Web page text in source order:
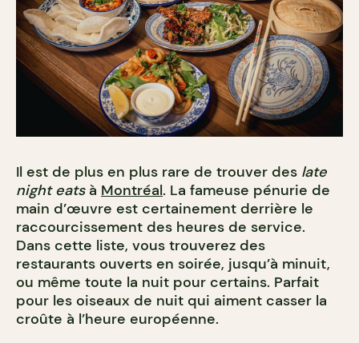
Il est de plus en plus rare de trouver des late
night eatsà Montréal. La fameuse pénurie de
main d’œuvre est certainement derrière le
raccourcissement des heures de service.
Dans cette liste, vous trouverez des
restaurants ouverts en soirée, jusqu’à minuit,
ou même toute la nuit pour certains. Parfait
pour les oiseaux de nuit qui aiment casser la
croûte à l’heure européenne.